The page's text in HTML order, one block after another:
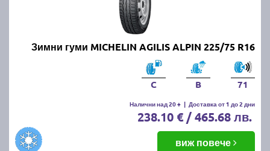
Зимни гуми MICHELIN AGILIS ALPIN 225/75 R16
C B 71
Налични над 20 + | Доставка от 1 до 2 дни
238.10 € / 465.68 лв.
виж повече